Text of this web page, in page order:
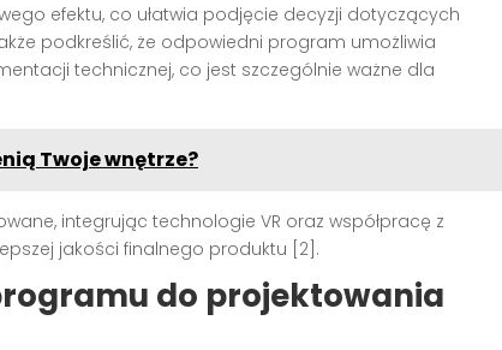
efektu, co ułatwia podjęcie decyzji dotyczących
podkreślić, że odpowiedni program umożliwia
technicznej, co jest szczególnie ważne dla
Twoje wnętrze?
integrując technologie VR oraz współpracę z
jakości finalnego produktu [2].
do projektowania